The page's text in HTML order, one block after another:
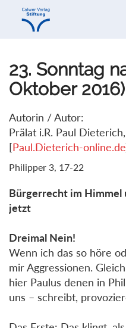
Direkt
Direkt
23. Sonntag
Oktober 2016)
Autorin / Autor:
Prälat i.R. Paul
[Paul.Dieterich-online.de
Philipper 3, 17-22
Bürgerrecht im Himmel
jetzt
Dreimal Nein!
Wenn ich das so höre
mir Aggressionen.
hier Paulus denen in
uns – schreibt,